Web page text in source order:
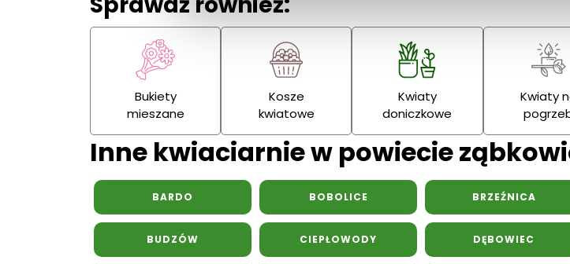
Bukiety
mieszane
Kosze
kwiatowe
Kwiaty
doniczkowe
Kwiaty
Inne kwiaciarnie w powiecie
BARDO BOBOLICE BRZEŹNICA
BUDZÓW CIEPŁOWODY DĘBOWIEC